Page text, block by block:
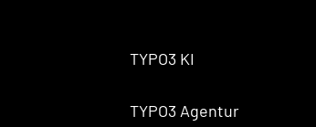
TYPO3 KI
TYPO3 Agentur